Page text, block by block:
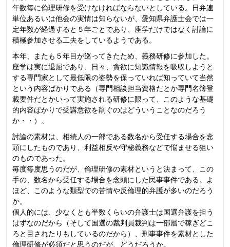
年数毎に倫理研修を受けなければならないとしている。日弁連
単位あるいは他会の実情は知らないが、愛知県弁護士会では一
定年数が経過すると５年ごとであり、座学だけではなく討論に
積極参加させる工夫をしているようである。
本年、またも５年目が巡ってきたため、義務研修に参加した。
座学は実に退屈であり、日々、貪欲に知識情報を吸収しようと
する専門家として最低限の姿勢を保っていれば知っていて当然
という内容ばかりである（専門相談担当資格だとか専門名簿登
載要件だとかいって実施される研修に限って、このような基礎
的内容ばかりで受講意欲を削ぐのはどういうことなのだろう
か・・）。
討論の素材は、相続人の一部である数名から受任する場合を念
頭にしたものであり、利益相反や守秘義務などで悩ませる狙い
のものであった。
毎度毎度思うのだが、倫理研修の素材というと決まって、この
手の、数名から受任する場合を念頭にした民事事件である。よ
ほど、このような類型での苦情や反倫理的弁護が多いのだろう
か。
個人的には、少なくとも半数くらいの弁護士は国選弁護を担う
はずなのだから（そして国選の裁判員裁判は一部層で稼ぎどこ
ろと目されたりもしているのだから）、刑事事件を素材とした
倫理研修が必須だと思うのだが、どうだろうか。